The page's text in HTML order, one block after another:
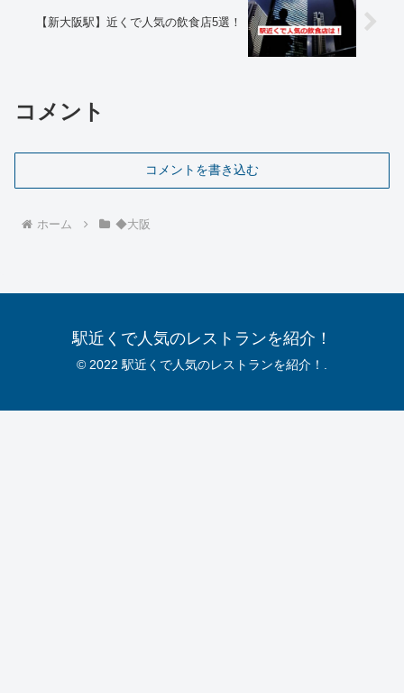
【新大阪駅】近くで人気の飲食店5選！
コメント
コメントを書き込む
ホーム ◆大阪
駅近くで人気のレストランを紹介！
© 2022 駅近くで人気のレストランを紹介！.